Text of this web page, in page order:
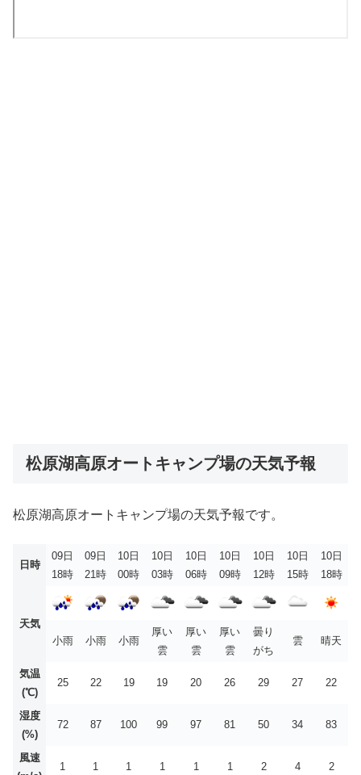
松原湖高原オートキャンプ場の天気予報
松原湖高原オートキャンプ場の天気予報です。
日時
09日
18時
09日
21時
10日
00時
10日
03時
10日
06時
10日
09時
10日
12時
10日
15時
10日
18時
天気
小雨
小雨 小雨
厚い
雲
厚い
雲
厚い
雲
曇り
がち
雲 晴天
気温
(℃)
25 22 19 19 20 26 29 27 22
湿度
(%)
72 87 100 99 97 81 50 34 83
風速
1 1 1 1 1 1 2 4 2